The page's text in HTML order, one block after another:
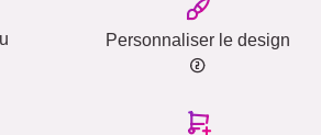
Personnaliser le design